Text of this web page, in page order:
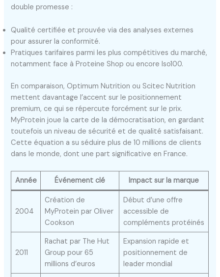
double promesse :
Qualité certifiée et prouvée via des analyses externes
pour assurer la conformité.
Pratiques tarifaires parmi les plus compétitives du marché,
notamment face à Proteine Shop ou encore Iso100.
En comparaison, Optimum Nutrition ou Scitec Nutrition
mettent davantage l’accent sur le positionnement
premium, ce qui se répercute forcément sur le prix.
MyProtein joue la carte de la démocratisation, en gardant
toutefois un niveau de sécurité et de qualité satisfaisant.
Cette équation a su séduire plus de 10 millions de clients
dans le monde, dont une part significative en France.
Année Événement clé Impact sur la marque
2004
Création de
MyProtein par Oliver
Cookson
Début d’une offre
accessible de
compléments protéinés
2011
Rachat par The Hut
Group pour 65
millions d’euros
Expansion rapide et
positionnement de
leader mondial